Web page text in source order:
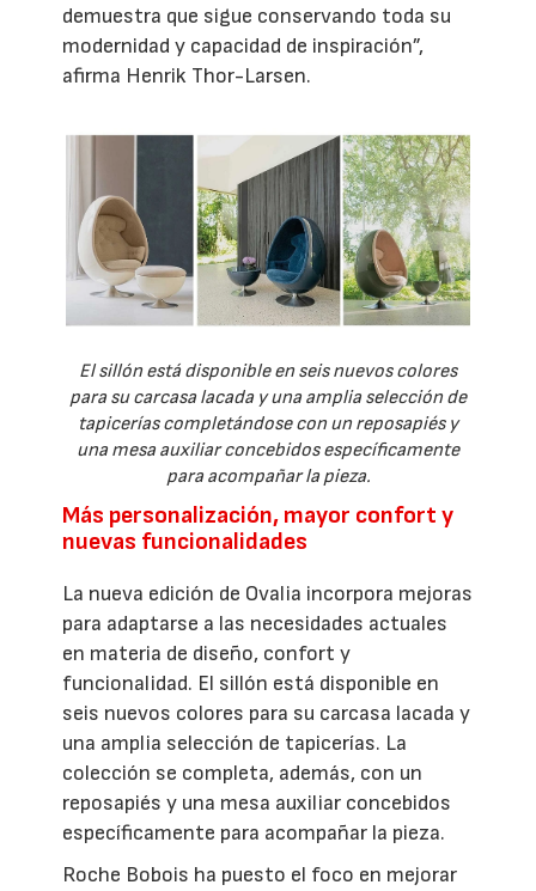
demuestra que sigue conservando toda su
modernidad y capacidad de inspiración”,
afirma Henrik Thor-Larsen.
El sillón está disponible en seis nuevos colores
para su carcasa lacada y una amplia selección de
tapicerías completándose con un reposapiés y
una mesa auxiliar concebidos específicamente
para acompañar la pieza.
Más personalización, mayor confort y
nuevas funcionalidades
La nueva edición de Ovalia incorpora mejoras
para adaptarse a las necesidades actuales
en materia de diseño, confort y
funcionalidad. El sillón está disponible en
seis nuevos colores para su carcasa lacada y
una amplia selección de tapicerías. La
colección se completa, además, con un
reposapiés y una mesa auxiliar concebidos
específicamente para acompañar la pieza.
Roche Bobois ha puesto el foco en mejorar